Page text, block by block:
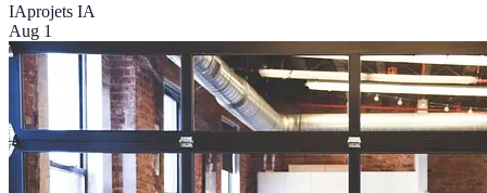
IAprojets IA
Aug 1